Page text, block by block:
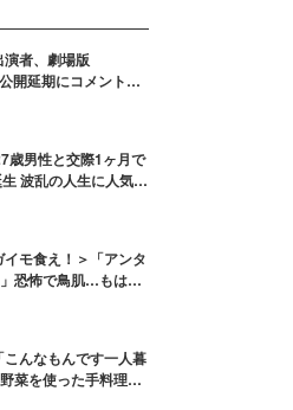
て本音で女子会トー
出かけを快適に過ご
2人が感動した夏の
にも迫りました。
者、劇場版
開延期にコメント
を」
歳男性と交際1ヶ月で
波乱の人生に人気タ
イモ食え！＞「アンタ
恐怖で鳥肌…もはや
んなもんです一人暮
菜を使った手料理公